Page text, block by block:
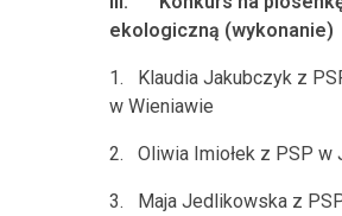
ekologiczną (wykonanie)
1.
Klaudia Jakubczyk z
w Wieniawie
2. Oliwia Imiołek z PSP w
3.
Maja Jedlikowska z